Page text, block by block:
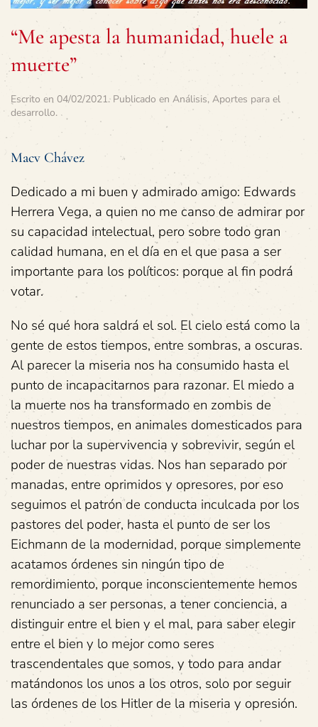
“Me apesta la humanidad, huele a
muerte”
Escrito en 04/02/2021. Publicado en Análisis, Aportes para el
desarrollo.
Macv Chávez
Dedicado a mi buen y admirado amigo: Edwards
Herrera Vega, a quien no me canso de admirar por
su capacidad intelectual, pero sobre todo gran
calidad humana, en el día en el que pasa a ser
importante para los políticos: porque al fin podrá
votar.
No sé qué hora saldrá el sol. El cielo está como la
gente de estos tiempos, entre sombras, a oscuras.
Al parecer la miseria nos ha consumido hasta el
punto de incapacitarnos para razonar. El miedo a
la muerte nos ha transformado en zombis de
nuestros tiempos, en animales domesticados para
luchar por la supervivencia y sobrevivir, según el
poder de nuestras vidas. Nos han separado por
manadas, entre oprimidos y opresores, por eso
seguimos el patrón de conducta inculcada por los
pastores del poder, hasta el punto de ser los
Eichmann de la modernidad, porque simplemente
acatamos órdenes sin ningún tipo de
remordimiento, porque inconscientemente hemos
renunciado a ser personas, a tener conciencia, a
distinguir entre el bien y el mal, para saber elegir
entre el bien y lo mejor como seres
trascendentales que somos, y todo para andar
matándonos los unos a los otros, solo por seguir
las órdenes de los Hitler de la miseria y opresión.